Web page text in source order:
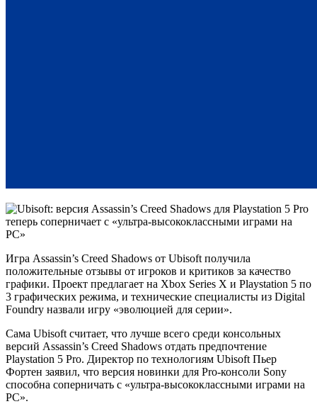
Игра Assassin’s Creed Shadows от Ubisoft получила
положительные отзывы от игроков и критиков за качество
графики. Проект предлагает на Xbox Series X и Playstation 5 по
3 графических режима, и технические специалисты из Digital
Foundry назвали игру «эволюцией для серии».
Сама Ubisoft считает, что лучше всего среди консольных
версий Assassin’s Creed Shadows отдать предпочтение
Playstation 5 Pro. Директор по технологиям Ubisoft Пьер
Фортен заявил, что версия новинки для Pro-консоли Sony
способна соперничать с «ультра-высококлассными играми на
PC».